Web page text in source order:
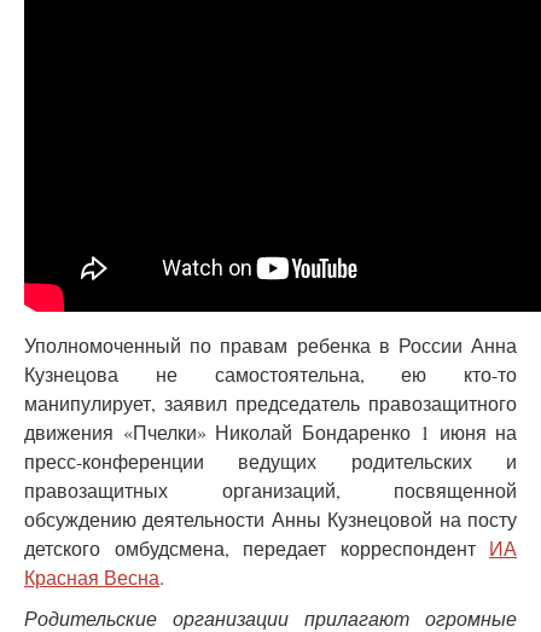
Уполномоченный по правам ребенка в России Анна
Кузнецова не самостоятельна, ею кто-то
манипулирует, заявил председатель правозащитного
движения «Пчелки» Николай Бондаренко 1 июня на
пресс-конференции ведущих родительских и
правозащитных организаций, посвященной
обсуждению деятельности Анны Кузнецовой на посту
детского омбудсмена, передает корреспондент ИА
Красная Весна.
Родительские организации прилагают огромные